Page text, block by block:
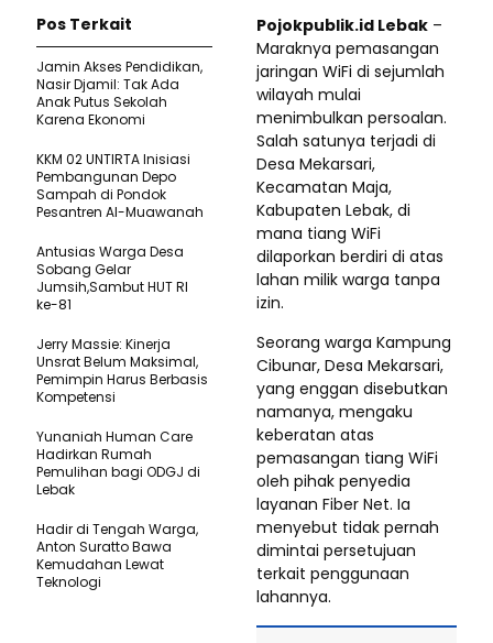
Pojokpublik.id Lebak –
Maraknya pemasangan
jaringan WiFi di sejumlah
wilayah mulai
menimbulkan persoalan.
Salah satunya terjadi di
Desa Mekarsari,
Kecamatan Maja,
Kabupaten Lebak, di
mana tiang WiFi
dilaporkan berdiri di atas
lahan milik warga tanpa
izin.
Seorang warga Kampung
Cibunar, Desa Mekarsari,
yang enggan disebutkan
namanya, mengaku
keberatan atas
pemasangan tiang WiFi
oleh pihak penyedia
layanan Fiber Net. Ia
menyebut tidak pernah
dimintai persetujuan
terkait penggunaan
lahannya.
Pos Terkait
Jamin Akses Pendidikan,
Nasir Djamil: Tak Ada
Anak Putus Sekolah
Karena Ekonomi
KKM 02 UNTIRTA Inisiasi
Pembangunan Depo
Sampah di Pondok
Pesantren Al-Muawanah
Antusias Warga Desa
Sobang Gelar
Jumsih,Sambut HUT RI
ke-81
Jerry Massie: Kinerja
Unsrat Belum Maksimal,
Pemimpin Harus Berbasis
Kompetensi
Yunaniah Human Care
Hadirkan Rumah
Pemulihan bagi ODGJ di
Lebak
Hadir di Tengah Warga,
Anton Suratto Bawa
Kemudahan Lewat
Teknologi ​